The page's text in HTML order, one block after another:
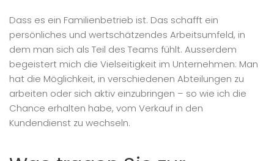
Dass es ein Familienbetrieb ist. Das schafft ein
persönliches und wertschätzendes Arbeitsumfeld, in
dem man sich als Teil des Teams fühlt. Ausserdem
begeistert mich die Vielseitigkeit im Unternehmen: Man
hat die Möglichkeit, in verschiedenen Abteilungen zu
arbeiten oder sich aktiv einzubringen – so wie ich die
Chance erhalten habe, vom Verkauf in den
Kundendienst zu wechseln.